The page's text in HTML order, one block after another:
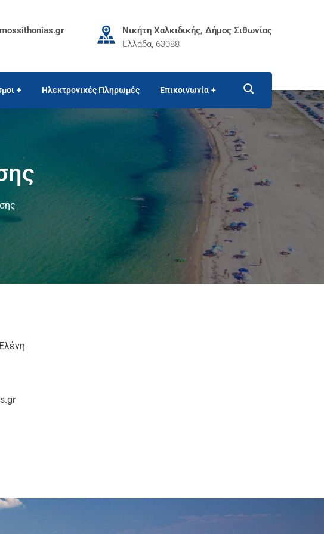
Νικήτη Χαλκιδικής, Δήμος Σιθωνίας
Ελλάδα, 63088
Ηλεκτρονικές Πληρωμές Επικοινωνία